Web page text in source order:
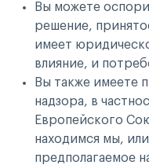
Вы можете
решение,
имеет
влияние, и
Вы также имеете
надзора, в
Европейского
находимся мы,
предполагаемое